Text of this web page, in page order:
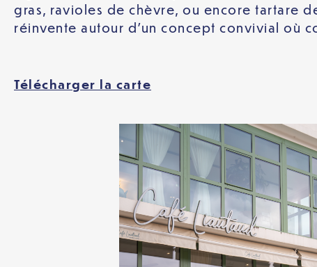
gras, ravioles de chèvre, ou encore tartare
réinvente autour d’un concept convivial où
Télécharger la carte